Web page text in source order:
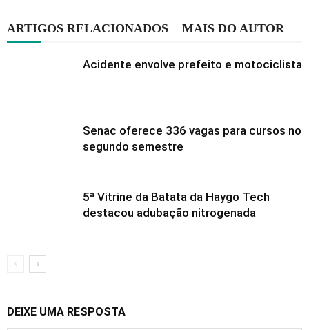
ARTIGOS RELACIONADOS MAIS DO AUTOR
Acidente envolve prefeito e motociclista
Senac oferece 336 vagas para cursos no
segundo semestre
5ª Vitrine da Batata da Haygo Tech
destacou adubação nitrogenada
DEIXE UMA RESPOSTA